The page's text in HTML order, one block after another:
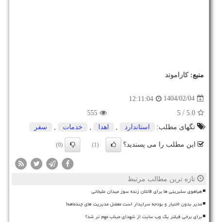
منبع:كاراموند
1404/02/04
12:11:04
5.0
/ 5
555
تگهای مطلب:
استاندارد اهدا خدمات سفر
این مطلب را می پسندید؟ (1)
(0)
تازه ترین مطالب مرتبط
هیاهوی سلبریتی ها برای قاتلان زنده سوز میدان علیخانی
مدیر بدون اختیار و بودجه سرایدار است معضل مدیریت های چندماهه!
برای برخی فیلتر یک وب سایت از شهدای میناب مهم تر شد؟